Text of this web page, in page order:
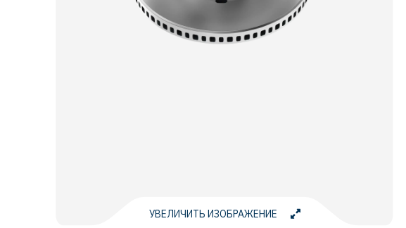
УВЕЛИЧИТЬ ИЗОБРАЖЕНИЕ